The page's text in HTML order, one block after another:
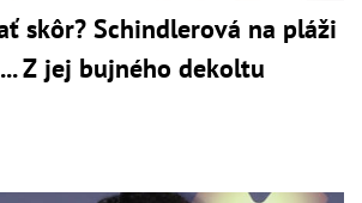
skôr? Schindlerová na pláži
Z jej bujného dekoltu